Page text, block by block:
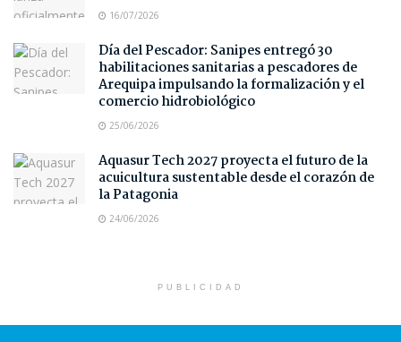
16/07/2026
Día del Pescador: Sanipes entregó 30
habilitaciones sanitarias a pescadores de
Arequipa impulsando la formalización y el
comercio hidrobiológico
25/06/2026
Aquasur Tech 2027 proyecta el futuro de la
acuicultura sustentable desde el corazón de
la Patagonia
24/06/2026
PUBLICIDAD